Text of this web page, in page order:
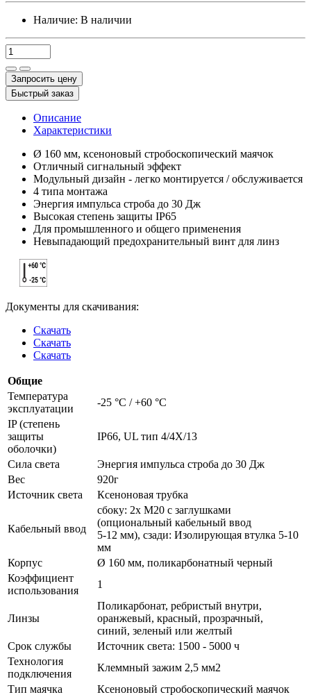
Наличие: В наличии
Запросить цену
Быстрый заказ
Описание
Характеристики
Ø 160 мм, ксеноновый стробоскопический маячок
Отличный сигнальный эффект
Модульный дизайн - легко монтируется / обслуживается
4 типа монтажа
Энергия импульса строба до 30 Дж
Высокая степень защиты IP65
Для промышленного и общего применения
Невыпадающий предохранительный винт для линз
Документы для скачивания:
Скачать
Скачать
Скачать
Общие
Температура
эксплуатации
-25 °C / +60 °C
IP (степень
защиты
оболочки)
IP66, UL тип 4/4X/13
Сила света
Энергия импульса строба до 30 Дж
Вес
920г
Источник света
Ксеноновая трубка
Кабельный ввод
сбоку: 2x M20 с заглушками
(опциональный кабельный ввод
5-12 мм), сзади: Изолирующая втулка 5-10
мм
Корпус
Ø 160 мм, поликарбонатный черный
Коэффициент
использования
1
Линзы
Поликарбонат, ребристый внутри,
оранжевый, красный, прозрачный,
синий, зеленый или желтый
Срок службы
Источник света: 1500 - 5000 ч
Технология
подключения
Клеммный зажим 2,5 мм2
Тип маячка
Ксеноновый стробоскопический маячок